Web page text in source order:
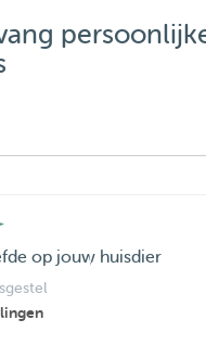
op jouw huisdier